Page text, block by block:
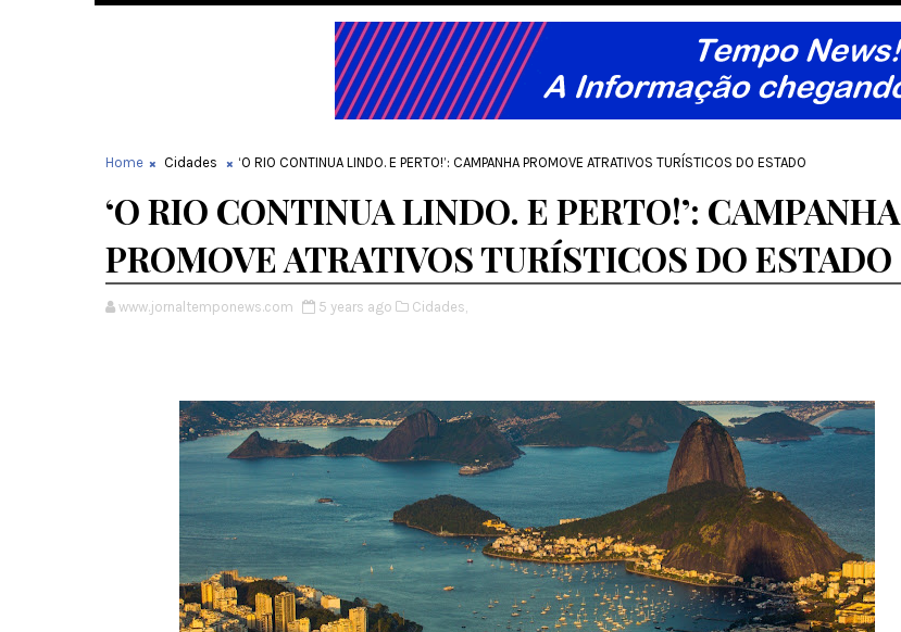
Home Cidades ‘O RIO CONTINUA LINDO. E PERTO!’: CAMPANHA PROMOVE ATRATIVOS TURÍSTICOS DO ESTADO
‘O RIO CONTINUA LINDO. E PERTO!’: CAMPANHA
PROMOVE ATRATIVOS TURÍSTICOS DO ESTADO
www.jornaltemponews.com 5 years ago Cidades,